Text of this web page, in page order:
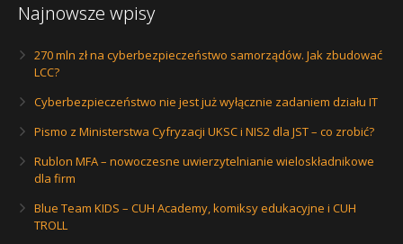
Najnowsze wpisy
270 mln zł na cyberbezpieczeństwo samorządów. Jak zbudować
LCC?
Cyberbezpieczeństwo nie jest już wyłącznie zadaniem działu IT
Pismo z Ministerstwa Cyfryzacji UKSC i NIS2 dla JST – co zrobić?
Rublon MFA – nowoczesne uwierzytelnianie wieloskładnikowe
dla firm
Blue Team KIDS – CUH Academy, komiksy edukacyjne i CUH
TROLL